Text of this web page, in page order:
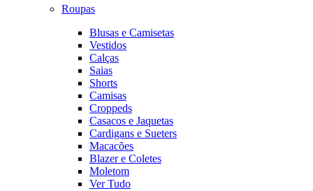
Roupas
Blusas e Camisetas
Vestidos
Calças
Saias
Shorts
Camisas
Croppeds
Casacos e Jaquetas
Cardigans e Sueters
Macacões
Blazer e Coletes
Moletom
Ver Tudo